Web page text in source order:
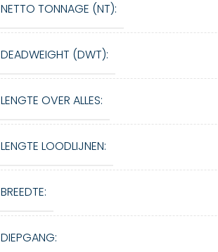
NETTO TONNAGE (NT):
DEADWEIGHT (DWT):
LENGTE OVER ALLES:
LENGTE LOODLIJNEN:
BREEDTE:
DIEPGANG: